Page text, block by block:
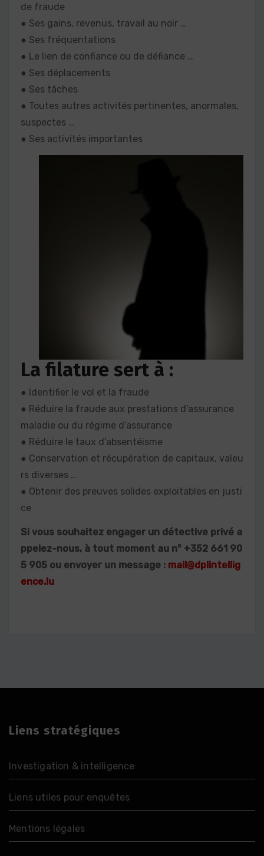
de fraude
● Ses gains, revenus, travail au noir …
● Ses fréquentations
● Le lien de confiance ou de défiance …
● Ses déplacements
● Ses tâches
● Toutes autres activités pertinentes, anormales,
suspectes …
● Ses activités importantes
La filature sert à :
● Identifier le vol et la fraude
● Réduire la fraude aux prestations d’assurance
maladie ou du régime d’assurance
● Réduire le taux d’absentéisme
● Conservation et récupération de capitaux, valeu
rs diverses …
● Obtenir des preuves solides exploitables en justi
ce
Si vous souhaitez engager un détective privé a
ppelez-nous, à tout moment au n° +352 661 90
5 905 ou envoyer un message : mail@dplintellig
ence.lu
Liens stratégiques
Investigation & intelligence
Liens utiles pour enquêtes
Mentions légales